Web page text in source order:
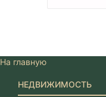
На главную
НЕДВИЖИМОСТЬ